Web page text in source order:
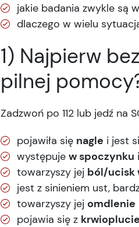
jakie badania zwykle są
dlaczego w wielu
1) Najpierw
pilnej
Zadzwoń po 112 lub jedź na
pojawiła się nagle i jest
występuje w spoczynku
towarzyszy jej ból/ucisk
jest z sinieniem ust,
towarzyszy jej omdlenie
pojawia się z